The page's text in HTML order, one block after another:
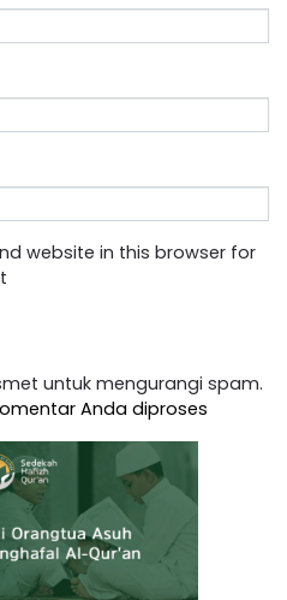
website in this browser for
untuk mengurangi spam.
Anda diproses